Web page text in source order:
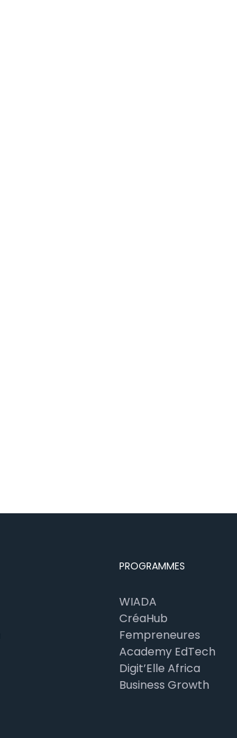
PROGRAMMES
WIADA
CréaHub
Fempreneures
Academy EdTech
Digit’Elle Africa
Business Growth